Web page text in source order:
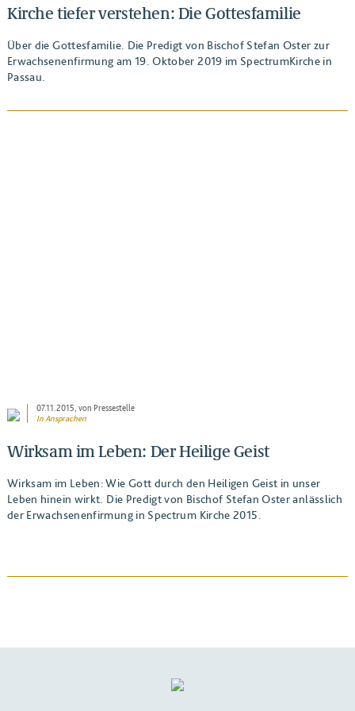
Kirche tiefer verstehen: Die Gottesfamilie
Über die Gottesfamilie. Die Predigt von Bischof Stefan Oster zur
Erwachsenenfirmung am 19. Oktober 2019 im SpectrumKirche in
Passau.
07.11.2015, von Pressestelle
InAnsprachen
Wirksam im Leben: Der Heilige Geist
Wirksam im Leben: Wie Gott durch den Heiligen Geist in unser
Leben hinein wirkt. Die Predigt von Bischof Stefan Oster anlässlich
der Erwachsenenfirmung in Spectrum Kirche 2015.